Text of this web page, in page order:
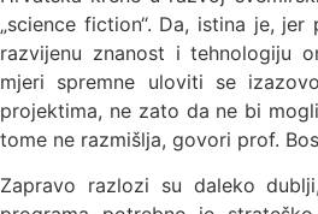
„science fiction“. Da, istina je, jer
razvijenu znanost i tehnologiju
mjeri spremne uloviti se
projektima, ne zato da ne bi
tome ne razmišlja, govori prof.
Zapravo razlozi su daleko